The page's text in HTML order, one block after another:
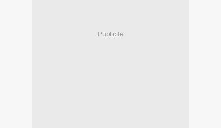
Publicité